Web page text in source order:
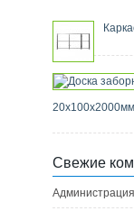
20х100х2000мм
Свежие